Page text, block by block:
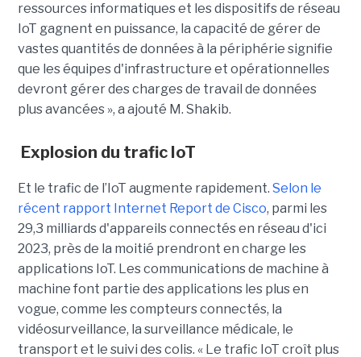
ressources informatiques et les dispositifs de réseau
IoT gagnent en puissance, la capacité de gérer de
vastes quantités de données à la périphérie signifie
que les équipes d'infrastructure et opérationnelles
devront gérer des charges de travail de données
plus avancées », a ajouté M. Shakib.
Explosion du trafic IoT
Et le trafic de l’IoT augmente rapidement. Selon le
récent rapport Internet Report de Cisco, parmi les
29,3 milliards d'appareils connectés en réseau d'ici
2023, près de la moitié prendront en charge les
applications IoT. Les communications de machine à
machine font partie des applications les plus en
vogue, comme les compteurs connectés, la
vidéosurveillance, la surveillance médicale, le
transport et le suivi des colis. « Le trafic IoT croît plus